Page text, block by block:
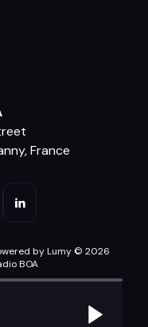
France
by Lumy © 2026
BOA